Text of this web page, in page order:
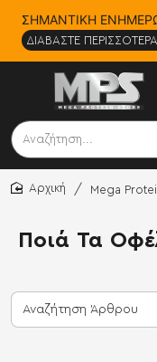
ΣΗΜΑΝΤΙΚΗ
ΔΙΑΒΑΣΤΕ ΠΕΡΙΣΣΟΤΕΡΑ
Αναζήτηση...
Ποιά Τα
Mega